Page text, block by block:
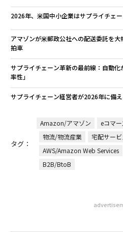
2026年、米国中小企業はサプライチェ
アマゾンが米郵政公社への配送委託を
拍車
サプライチェーン革新の最前線：自動
率性」
サプライチェーン経営者が2026年に備
タグ：
Amazon/アマゾン eコマー
物流/物流産業
宅配サービ
AWS/Amazon Web Services
B2B/BtoB